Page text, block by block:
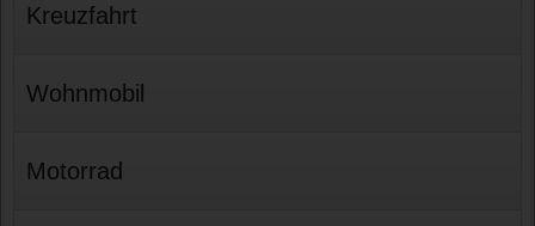
Kreuzfahrt
Wohnmobil
Motorrad